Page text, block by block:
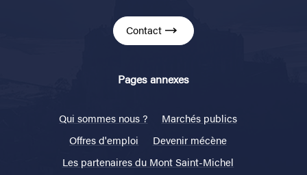
Contact
Pages annexes
Qui sommes nous ?
Marchés publics
Offres d'emploi
Devenir mécène
Les partenaires du Mont Saint-Michel